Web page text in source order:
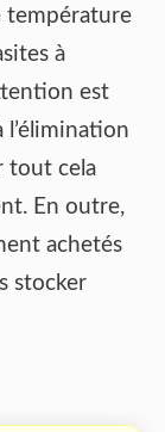
température
à
est
tout cela
En outre,
achetés
stocker